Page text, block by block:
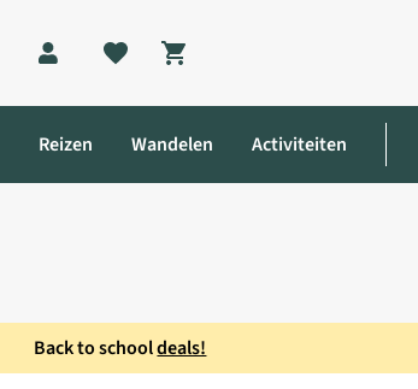
Shopping cart
Reizen Wandelen Activiteiten
Back to schooldeals!